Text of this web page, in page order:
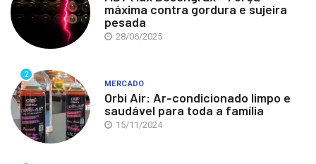
máxima contra gordura e sujeira
pesada
28/06/2025
2
MERCADO
Orbi Air: Ar-condicionado limpo e
saudável para toda a família
15/11/2024